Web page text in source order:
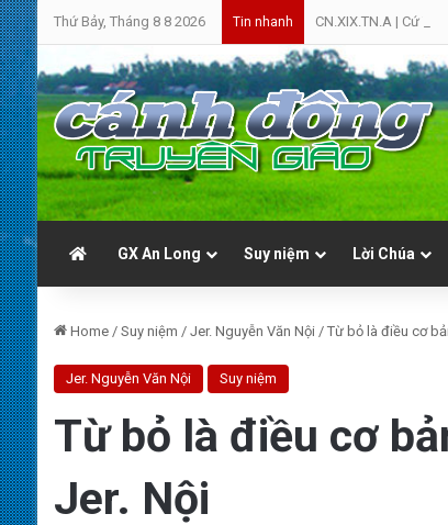
Thứ Bảy, Tháng 8 8 2026 Tin nhanh CN.XIX.TN.A | Cứ Yên
GX An Long Suy niệm Lời Chúa
Home / Suy niệm / Jer. Nguyễn Văn Nội / Từ bỏ là điều cơ
Jer. Nguyễn Văn Nội Suy niệm
Từ bỏ là điều cơ
Jer. Nội